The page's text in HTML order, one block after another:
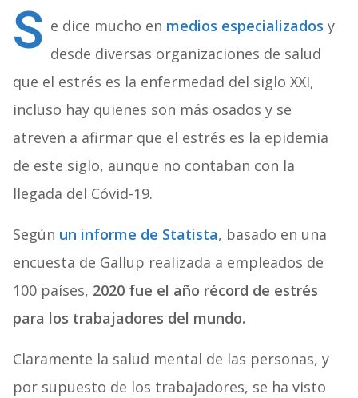
S e dice mucho en medios especializados y
desde diversas organizaciones de salud
que el estrés es la enfermedad del siglo XXI,
incluso hay quienes son más osados y se
atreven a afirmar que el estrés es la epidemia
de este siglo, aunque no contaban con la
llegada del Cóvid-19.
Según un informe de Statista, basado en una
encuesta de Gallup realizada a empleados de
100 países, 2020 fue el año récord de estrés
para los trabajadores del mundo.
Claramente la salud mental de las personas, y
por supuesto de los trabajadores, se ha visto